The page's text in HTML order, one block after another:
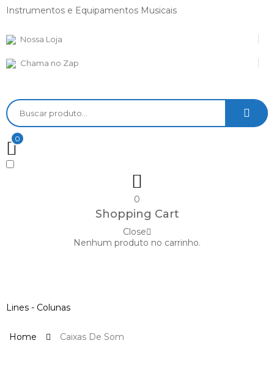
Instrumentos e Equipamentos Musicais
Nossa Loja
Chama no Zap
0
0
Shopping Cart
Close
Nenhum produto no carrinho.
Lines - Colunas
Home Caixas De Som